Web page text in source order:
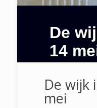
De
14
De wijk
mei